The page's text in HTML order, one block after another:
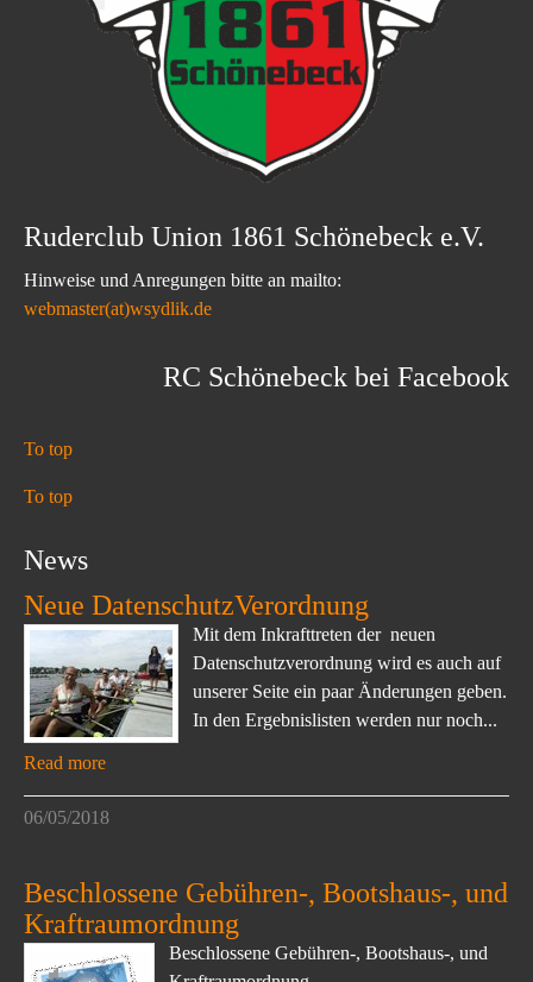
Ruderclub Union 1861 Schönebeck e.V.
Hinweise und Anregungen bitte an mailto:
webmaster(at)wsydlik.de
RC Schönebeck bei Facebook
To top
To top
News
Neue DatenschutzVerordnung
Mit dem Inkrafttreten der neuen
Datenschutzverordnung wird es auch auf
unserer Seite ein paar Änderungen geben.
In den Ergebnislisten werden nur noch...
Read more
06/05/2018
Beschlossene Gebühren-, Bootshaus-, und
Kraftraumordnung
Beschlossene Gebühren-, Bootshaus-, und